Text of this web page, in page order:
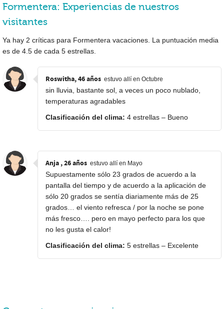
Formentera: Experiencias de nuestros
visitantes
Ya hay 2 críticas para Formentera vacaciones. La puntuación media
es de 4.5 de cada 5 estrellas.
Roswitha, 46 años estuvo allí en Octubre
sin lluvia, bastante sol, a veces un poco nublado,
temperaturas agradables
Clasificación del clima: 4 estrellas – Bueno
Anja , 26 años estuvo allí en Mayo
Supuestamente sólo 23 grados de acuerdo a la
pantalla del tiempo y de acuerdo a la aplicación de
sólo 20 grados se sentía diariamente más de 25
grados… el viento refresca / por la noche se pone
más fresco…. pero en mayo perfecto para los que
no les gusta el calor!
Clasificación del clima: 5 estrellas – Excelente